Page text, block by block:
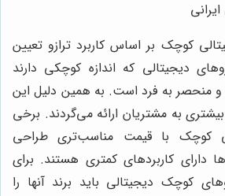
کوچک بر اساس کاربرد ترازو تعیین
دیجیتالی که اندازه کوچکی دارند
و منحصر به فرد است. به همین دلیل این
بیشتری به مشتریان ارائه می‌گردند. برخی
کوچک با قیمت مناسب‌تری طراحی
دارای کاربردهای کمتری هستند. برای
کوچک دیجیتالی باید برند آنها را